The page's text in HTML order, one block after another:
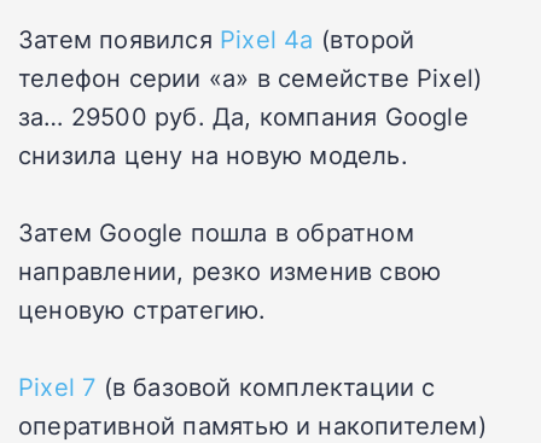
Затем появился Pixel 4a (второй
телефон серии «а» в семействе Pixel)
за… 29500 руб. Да, компания Google
снизила цену на новую модель.
Затем Google пошла в обратном
направлении, резко изменив свою
ценовую стратегию.
Pixel 7 (в базовой комплектации с
оперативной памятью и накопителем)